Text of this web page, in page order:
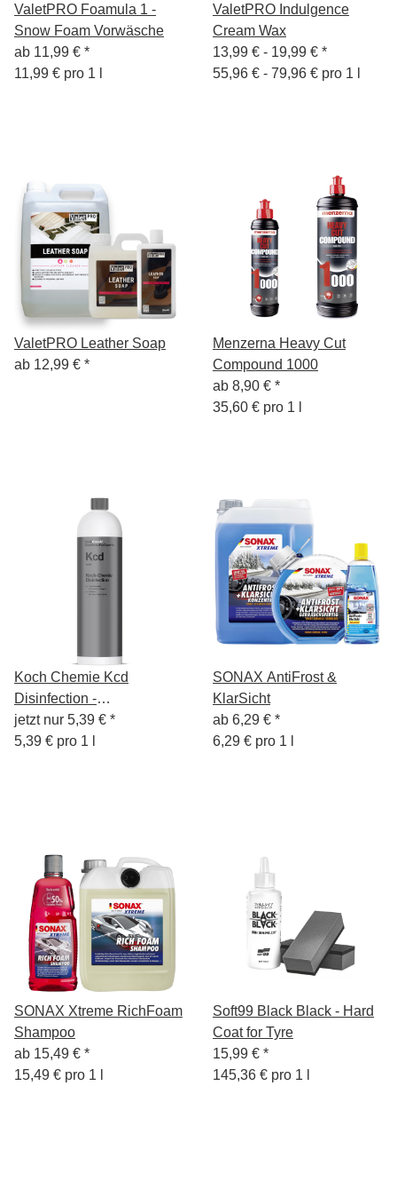
ValetPRO Foamula 1 -
Snow Foam Vorwäsche
ab 11,99 € *
11,99 € pro 1 l
ValetPRO Indulgence
Cream Wax
13,99 € - 19,99 € *
55,96 € - 79,96 € pro 1 l
ValetPRO Leather Soap
ab 12,99 € *
Menzerna Heavy Cut
Compound 1000
ab 8,90 € *
35,60 € pro 1 l
Koch Chemie Kcd
Disinfection -
Desinfektionsmittel nach
WHO-empfohlener
jetzt nur 5,39 € *
5,39 € pro 1 l
SONAX AntiFrost &
KlarSicht
ab 6,29 € *
6,29 € pro 1 l
SONAX Xtreme RichFoam
Shampoo
ab 15,49 € *
15,49 € pro 1 l
Soft99 Black Black - Hard
Coat for Tyre
15,99 € *
145,36 € pro 1 l